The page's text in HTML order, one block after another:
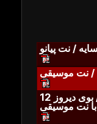
/ نت پیانو
/ نت موسیقی
دیروز 12
نت موسیقی